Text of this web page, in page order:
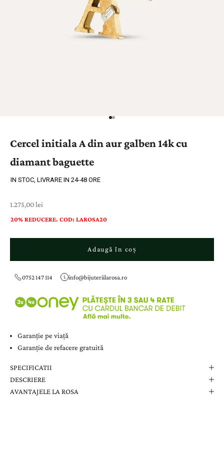
Cercel initiala A din aur galben 14k cu
diamant baguette
IN STOC, LIVRARE IN 24-48 ORE
Preț cu reducere
1.275,00 lei
20% REDUCERE. COD: LAROSA20
Adaugă în coș
0752 147 114 info@bijuteriilarosa.ro
Garanție pe viață
Garanție de refacere gratuită
SPECIFICATII
DESCRIERE
AVANTAJELE LA ROSA